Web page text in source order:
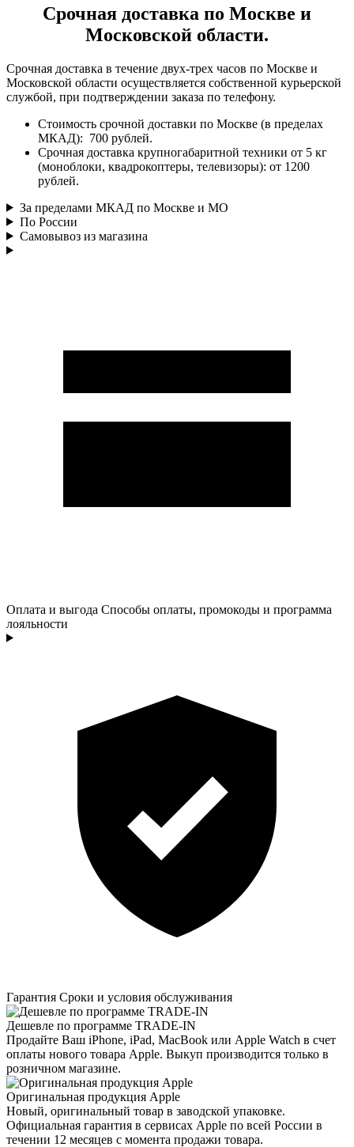
Срочная доставка по Москве и
Московской области.
Срочная доставка в течение двух-трех часов по Москве и
Московской области осуществляется собственной курьерской
службой, при подтверждении заказа по телефону.
Стоимость срочной доставки по Москве (в пределах
МКАД): 700 рублей.
Срочная доставка крупногабаритной техники от 5 кг
(моноблоки, квадрокоптеры, телевизоры): от 1200
рублей.
За пределами МКАД по Москве и МО
По России
Самовывоз из магазина
Оплата и выгода Способы оплаты, промокоды и программа
лояльности
Гарантия Сроки и условия обслуживания
Дешевле по программе TRADE-IN
Продайте Ваш iPhone, iPad, MacBook или Apple Watch в счет
оплаты нового товара Apple. Выкуп производится только в
розничном магазине.
Оригинальная продукция Apple
Новый, оригинальный товар в заводской упаковке.
Официальная гарантия в сервисах Apple по всей России в
течении 12 месяцев с момента продажи товара.